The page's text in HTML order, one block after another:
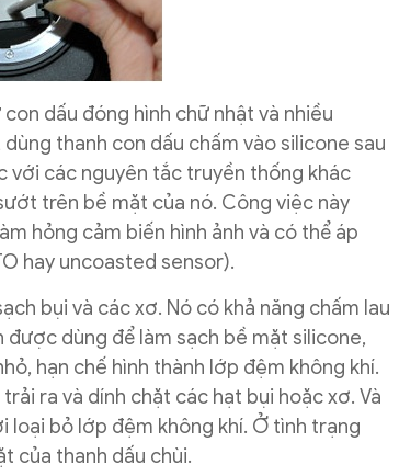
dấu đóng hình chữ nhật và nhiều
thanh con dấu chấm vào silicone sau
với các nguyên tắc truyền thống khác
trên bề mặt của nó. Công việc này
hỏng cảm biến hình ảnh và có thể áp
hay uncoasted sensor).
bụi và các xơ. Nó có khả năng chấm lau
dùng để làm sạch bề mặt silicone,
hạn chế hình thành lớp đệm không khí.
ra và dính chặt các hạt bụi hoặc xơ. Và
loại bỏ lớp đệm không khí. Ở tình trạng
của thanh dấu chùi.